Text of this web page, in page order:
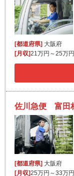
[都道府県] 大阪府
[月収]21万円～25万円
[都道府県] 大阪府
[月収]25万円～33万円